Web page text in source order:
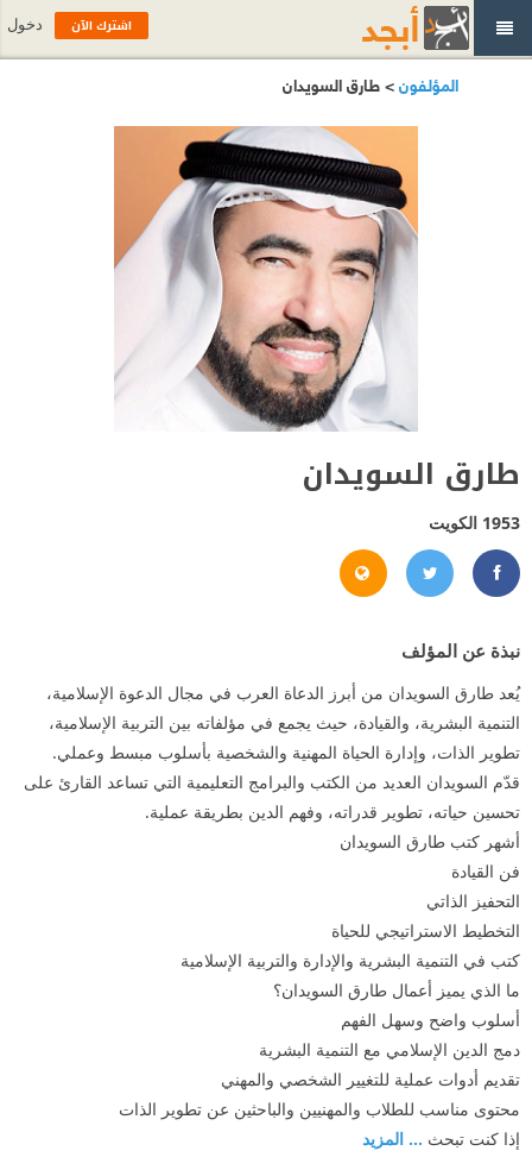
المؤلفون> طارق السويدان
طارق السويدان
1953 الكويت
https://www.facebook.com/Dr.Tarek.El.Suwaidan
https://twitter.com/#!/TareqAlSuwaidan
نبذة عن المؤلف
يُعد طارق السويدان من أبرز الدعاة العرب في مجال الدعوة الإسلامية،
التنمية البشرية، والقيادة، حيث يجمع في مؤلفاته بين التربية الإسلامية،
تطوير الذات، وإدارة الحياة المهنية والشخصية بأسلوب مبسط وعملي.
قدّم السويدان العديد من الكتب والبرامج التعليمية التي تساعد القارئ على
تحسين حياته، تطوير قدراته، وفهم الدين بطريقة عملية.
أشهر كتب طارق السويدان
فن القيادة
التحفيز الذاتي
التخطيط الاستراتيجي للحياة
كتب في التنمية البشرية والإدارة والتربية الإسلامية
ما الذي يميز أعمال طارق السويدان؟
أسلوب واضح وسهل الفهم
دمج الدين الإسلامي مع التنمية البشرية
تقديم أدوات عملية للتغيير الشخصي والمهني
محتوى مناسب للطلاب والمهنيين والباحثين عن تطوير الذات
إذا كنت تبحث ... المزيد
اشترك الآن دخول